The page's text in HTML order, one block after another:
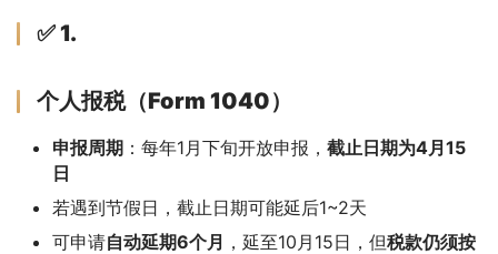
✅ 1.
个人报税（Form 1040）
申报周期 ：每年1月下旬开放申报， 截止日期为4月15
日
若遇到节假日，截止日期可能延后1~2天
可申请自动延期6个月 ，延至10月15日，但税款仍须按